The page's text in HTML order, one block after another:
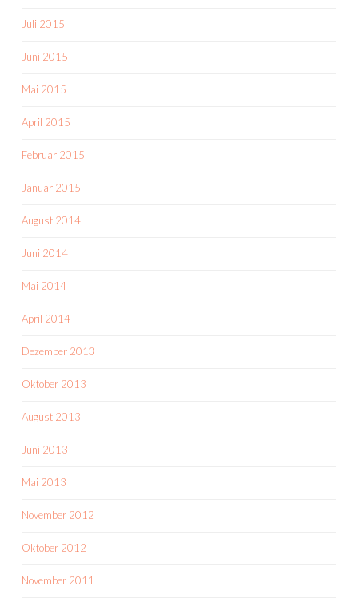
Juli 2015
Juni 2015
Mai 2015
April 2015
Februar 2015
Januar 2015
August 2014
Juni 2014
Mai 2014
April 2014
Dezember 2013
Oktober 2013
August 2013
Juni 2013
Mai 2013
November 2012
Oktober 2012
November 2011